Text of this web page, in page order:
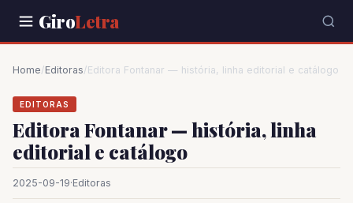
GiroLetra
Home/Editoras/Editora Fontanar — história, linha editorial e catálogo
EDITORAS
Editora Fontanar — história, linha
editorial e catálogo
2025-09-19·Editoras